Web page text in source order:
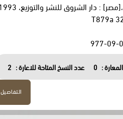
: دار الشروق للنشر والتوزيع، 1993.
977-09-
:
0 عدد النسخ المتاحة للاعارة : 2
التفاصيل